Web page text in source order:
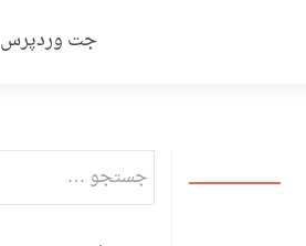
to
جت وردپرس
جستجو
برای: